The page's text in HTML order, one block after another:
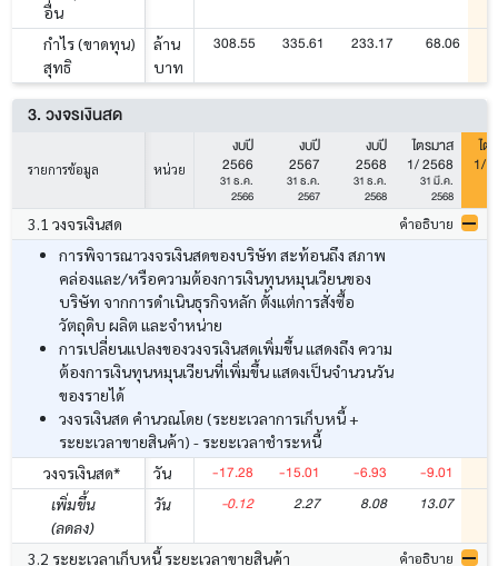
อื่น
กำไร (ขาดทุน)
สุทธิ
ล้าน
บาท
308.55 335.61 233.17 68.06
3. วงจรเงินสด
รายการข้อมูล หน่วย
งบปี
2566
31 ธ.ค.
2566
งบปี
2567
31 ธ.ค.
2567
งบปี
2568
31 ธ.ค.
2568
ไตรมาส
1/ 2568
31 มี.ค.
2568
ไต
1/
3.1 วงจรเงินสด คำอธิบาย
การพิจารณาวงจรเงินสดของบริษัท สะท้อนถึง สภาพ
คล่องและ/หรือความต้องการเงินทุนหมุนเวียนของ
บริษัท จากการดำเนินธุรกิจหลัก ตั้งแต่การสั่งซื้อ
วัตถุดิบ ผลิต และจำหน่าย
การเปลี่ยนแปลงของวงจรเงินสดเพิ่มขึ้น แสดงถึง ความ
ต้องการเงินทุนหมุนเวียนที่เพิ่มขึ้น แสดงเป็นจำนวนวัน
ของรายได้
วงจรเงินสด คำนวณโดย (ระยะเวลาการเก็บหนี้ +
ระยะเวลาขายสินค้า) - ระยะเวลาชำระหนี้
วงจรเงินสด*
วัน -17.28 -15.01 -6.93 -9.01
เพิ่มขึ้น
(ลดลง)
วัน -0.12 2.27 8.08 13.07
3.2 ระยะเวลาเก็บหนี้ ระยะเวลาขายสินค้า คำอธิบาย